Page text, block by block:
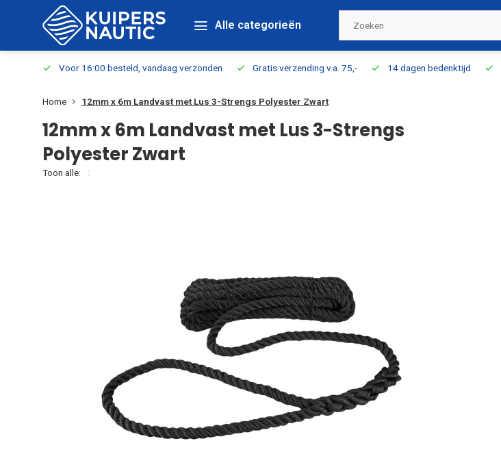
Alle categorieën
Voor 16:00 besteld, vandaag verzonden Gratis verzending v.a. 75,- 14 dagen bedenktijd
Home 12mm x 6m Landvast met Lus 3-Strengs Polyester Zwart
12mm x 6m Landvast met Lus 3-Strengs
Polyester Zwart
Toon alle: